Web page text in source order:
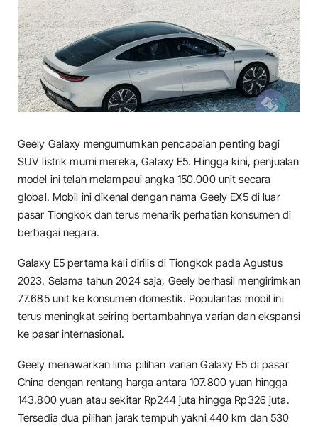
Geely Galaxy mengumumkan pencapaian penting bagi
SUV listrik murni mereka, Galaxy E5. Hingga kini, penjualan
model ini telah melampaui angka 150.000 unit secara
global. Mobil ini dikenal dengan nama Geely EX5 di luar
pasar Tiongkok dan terus menarik perhatian konsumen di
berbagai negara.
Galaxy E5 pertama kali dirilis di Tiongkok pada Agustus
2023. Selama tahun 2024 saja, Geely berhasil mengirimkan
77.685 unit ke konsumen domestik. Popularitas mobil ini
terus meningkat seiring bertambahnya varian dan ekspansi
ke pasar internasional.
Geely menawarkan lima pilihan varian Galaxy E5 di pasar
China dengan rentang harga antara 107.800 yuan hingga
143.800 yuan atau sekitar Rp244 juta hingga Rp326 juta.
Tersedia dua pilihan jarak tempuh yakni 440 km dan 530